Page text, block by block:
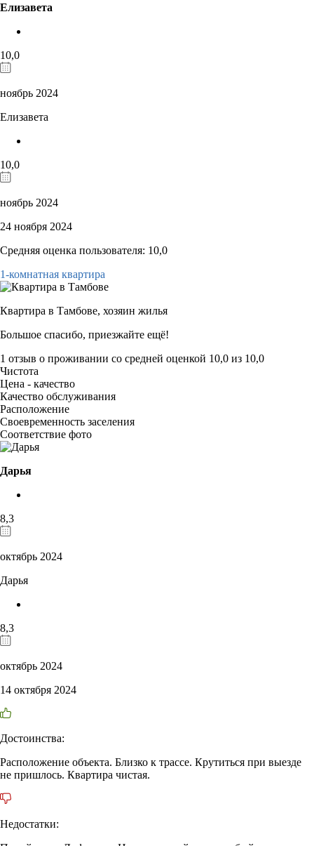
Елизавета
10,0
ноябрь 2024
Елизавета
10,0
ноябрь 2024
24 ноября 2024
Средняя оценка пользователя: 10,0
1-комнатная квартира
Квартира в Тамбове, хозяин жилья
Большое спасибо, приезжайте ещё!
1 отзыв о проживании со средней оценкой 10,0 из 10,0
Чистота
Цена - качество
Качество обслуживания
Расположение
Своевременность заселения
Соответствие фото
Дарья
8,3
октябрь 2024
Дарья
8,3
октябрь 2024
14 октября 2024
Достоинства:
Расположение объекта. Близко к трассе. Крутиться при выезде
не пришлось. Квартира чистая.
Недостатки: